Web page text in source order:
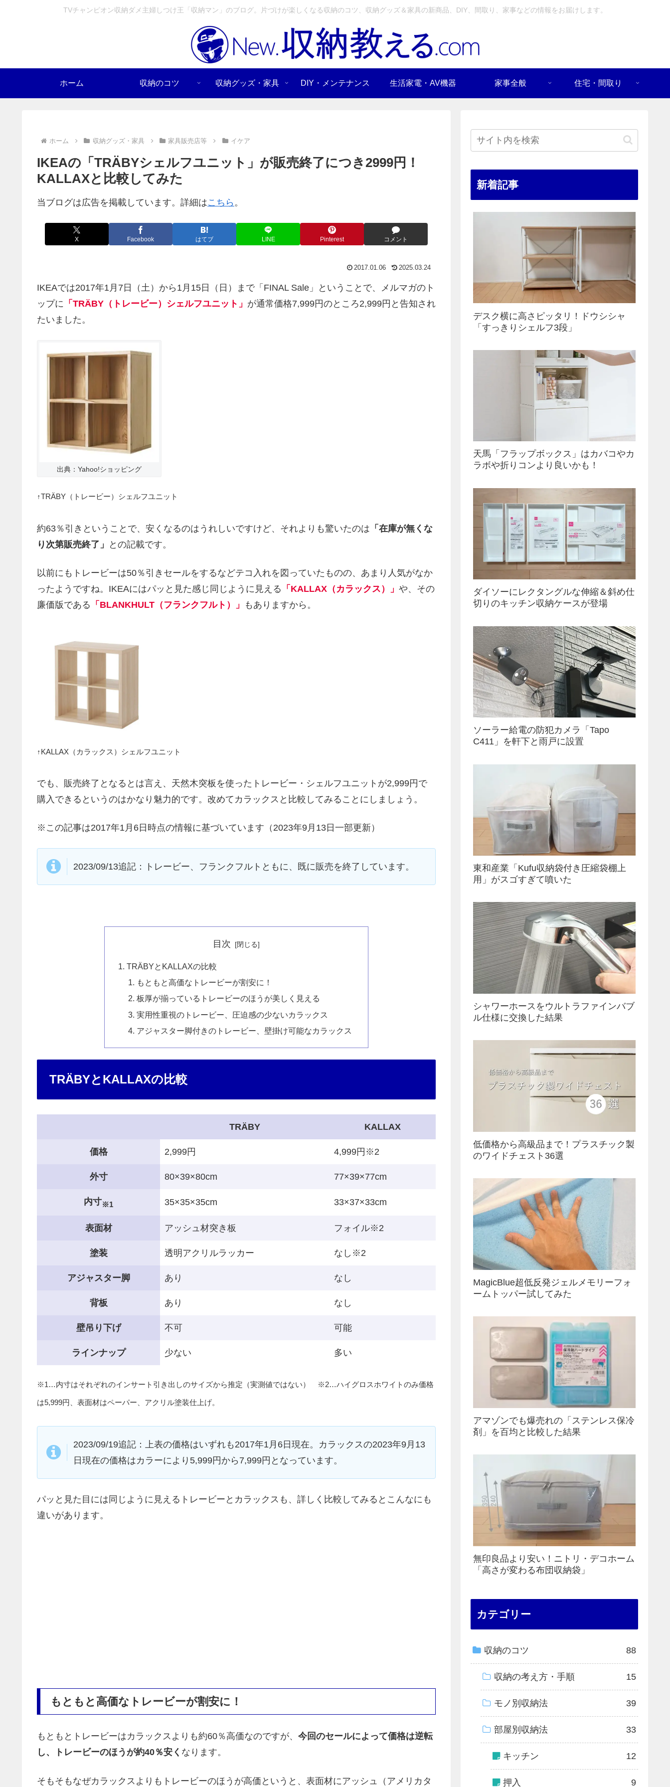
TVチャンピオン収納ダメ主婦しつけ王「収納マン」のブログ。片づけが楽しくなる収納のコツ、収納グッズ＆家具の新商品、DIY、間取り、家事などの情報をお届けします。
ホーム 収納のコツ 収納グッズ・家具 DIY・メンテナンス 生活家電・AV機器 家事全般 住宅・間取り
ホーム 収納グッズ・家具 家具販売店等 イケア
IKEAの「TRÄBYシェルフユニット」が販売終了につき2999円！
KALLAXと比較してみた
当ブログは広告を掲載しています。詳細はこちら 。
X Facebook はてブ LINE Pinterest コメント
2017.01.06 2025.03.24
IKEAでは2017年1月7日（土）から1月15日（日）まで「FINAL Sale」ということで、メルマガのト
ップに 「TRÄBY（トレービー）シェルフユニット」 が通常価格7,999円のところ2,999円と告知され
たいました。
出典：Yahoo!ショッピング
↑TRÄBY（トレービー）シェルフユニット
約63％引きということで、安くなるのはうれしいですけど、それよりも驚いたのは 「在庫が無くな
り次第販売終了」
との記載です。
以前にもトレービーは50％引きセールをするなどテコ入れを図っていたものの、あまり人気がなか
ったようですね。IKEAにはパッと見た感じ同じように見える 「KALLAX（カラックス）」 や、その
廉価版である 「BLANKHULT（フランクフルト）」 もありますから。
↑KALLAX（カラックス）シェルフユニット
でも、販売終了となるとは言え、天然木突板を使ったトレービー・シェルフユニットが2,999円で
購入できるというのはかなり魅力的です。改めてカラックスと比較してみることにしましょう。
※この記事は2017年1月6日時点の情報に基づいています（2023年9月13日一部更新）
2023/09/13追記：トレービー、フランクフルトともに、既に販売を終了しています。
目次
TRÄBYとKALLAXの比較
もともと高価なトレービーが割安に！
板厚が揃っているトレービーのほうが美しく見える
実用性重視のトレービー、圧迫感の少ないカラックス
アジャスター脚付きのトレービー、壁掛け可能なカラックス
TRÄBYとKALLAXの比較
TRÄBY KALLAX
価格 2,999円 4,999円 ※2
外寸 80×39×80cm 77×39×77cm
内寸※1 35×35×35cm 33×37×33cm
表面材 アッシュ材突き板 フォイル※2
塗装 透明アクリルラッカー なし ※2
アジャスター脚 あり なし
背板 あり なし
壁吊り下げ 不可 可能
ラインナップ 少ない 多い
※1…内寸はそれぞれのインサート引き出しのサイズから推定（実測値ではない） ※2…ハイグロスホワイトのみ価格
は5,999円、表面材はペーパー、アクリル塗装仕上げ。
2023/09/19追記：上表の価格はいずれも2017年1月6日現在。カラックスの2023年9月13
日現在の価格はカラーにより5,999円から7,999円となっています。
パッと見た目には同じように見えるトレービーとカラックスも、詳しく比較してみるとこんなにも
違いがあります。
もともと高価なトレービーが割安に！
もともとトレービーはカラックスよりも約60％高価なのですが、 今回のセールによって価格は逆転
し、トレービーのほうが約40％安く なります。
そもそもなぜカラックスよりもトレービーのほうが高価というと、表面材にアッシュ（アメリカタ
新着記事
デスク横に高さピッタリ！ドウシシャ
「すっきりシェルフ3段」
天馬「フラップボックス」はカバコやカ
ラボや折りコンより良いかも！
ダイソーにレクタングルな伸縮＆斜め仕
切りのキッチン収納ケースが登場
ソーラー給電の防犯カメラ「Tapo
C411」を軒下と雨戸に設置
東和産業「Kufu収納袋付き圧縮袋棚上
用」がスゴすぎて噴いた
シャワーホースをウルトラファインバブ
ル仕様に交換した結果
低価格から高級品まで！プラスチック製
のワイドチェスト36選
MagicBlue超低反発ジェルメモリーフォ
ームトッパー試してみた
アマゾンでも爆売れの「ステンレス保冷
剤」を百均と比較した結果
無印良品より安い！ニトリ・デコホーム
「高さが変わる布団収納袋」
カテゴリー
収納のコツ 88
収納の考え方・手順 15
モノ別収納法 39
部屋別収納法 33
キッチン 12
押入 9